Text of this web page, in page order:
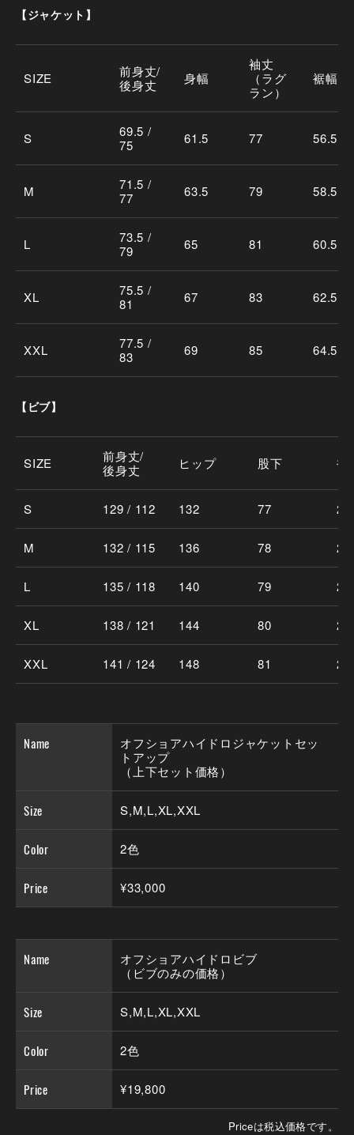
【ジャケット】
SIZE
前身丈/
後身丈
身幅
袖丈
（ラグ
ラン）
裾幅
S
69.5 /
75
61.5 77 56.5
M
71.5 /
77
63.5 79 58.5
L
73.5 /
79
65 81 60.5
XL
75.5 /
81
67 83 62.5
XXL
77.5 /
83
69 85 64.5
【ビブ】
SIZE
前身丈/
後身丈
ヒップ 股下 裾
S 129 / 112 132 77
M 132 / 115 136 78
L 135 / 118 140 79
XL 138 / 121 144 80
XXL 141 / 124 148 81
Name
オフショアハイドロジャケットセッ
トアップ
（上下セット価格）
Size S,M,L,XL,XXL
Color 2色
Price ¥33,000
Name
オフショアハイドロビブ
（ビブのみの価格）
Size S,M,L,XL,XXL
Color 2色
Price ¥19,800
Priceは税込価格です。